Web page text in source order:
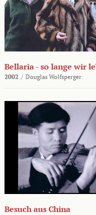
Bellaria - so lange wir
2002 / Douglas Wolfsperger
Besuch aus China